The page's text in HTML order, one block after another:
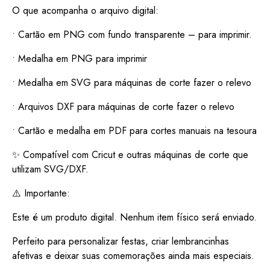
O que acompanha o arquivo digital:
• Cartão em PNG com fundo transparente – para imprimir.
• Medalha em PNG para imprimir
• Medalha em SVG para máquinas de corte fazer o relevo
• Arquivos DXF para máquinas de corte fazer o relevo
• Cartão e medalha em PDF para cortes manuais na tesoura
✨ Compatível com Cricut e outras máquinas de corte que
utilizam SVG/DXF.
⚠️ Importante:
Este é um produto digital. Nenhum item físico será enviado.
Perfeito para personalizar festas, criar lembrancinhas
afetivas e deixar suas comemorações ainda mais especiais.